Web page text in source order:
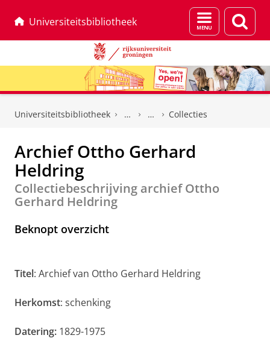
Universiteitsbibliotheek
Menu
en
Universiteitsbibliotheek Collecties
Archief Ottho Gerhard
Heldring
Collectiebeschrijving archief Ottho
Gerhard Heldring
Beknopt overzicht
Titel: Archief van Ottho Gerhard Heldring
Herkomst: schenking
Datering: 1829-1975